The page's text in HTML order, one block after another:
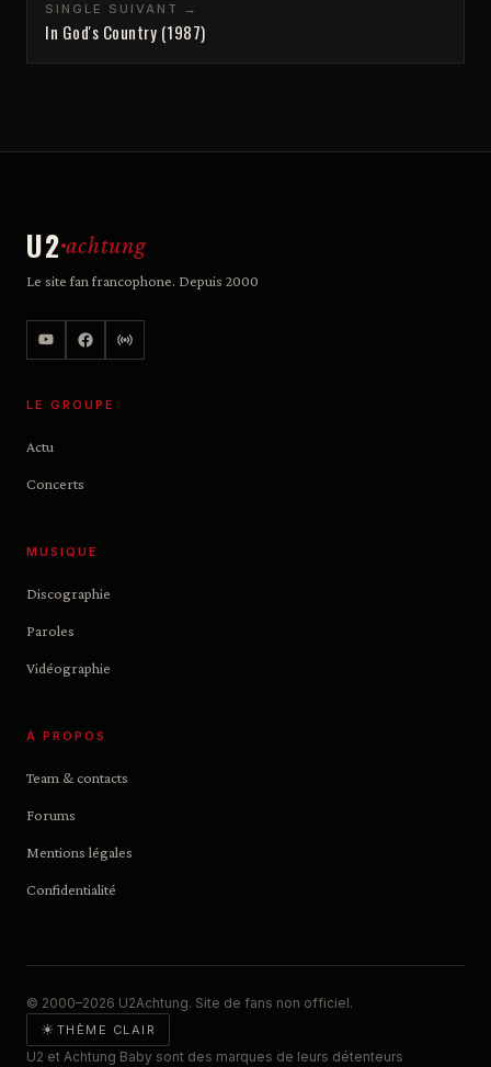
SINGLE SUIVANT →
In God's Country (1987)
U2 achtung
Le site fan francophone. Depuis 2000
LE GROUPE
Actu
Concerts
MUSIQUE
Discographie
Paroles
Vidéographie
À PROPOS
Team & contacts
Forums
Mentions légales
Confidentialité
© 2000–2026 U2Achtung. Site de fans non officiel.
☀ THÈME CLAIR
U2 et Achtung Baby sont des marques de leurs détenteurs